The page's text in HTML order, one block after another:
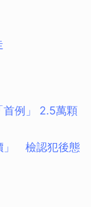
首例」 2.5萬顆
」 檢認犯後態